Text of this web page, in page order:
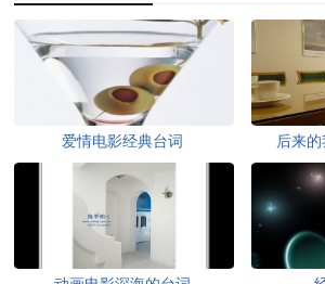
爱情电影经典台词 后来